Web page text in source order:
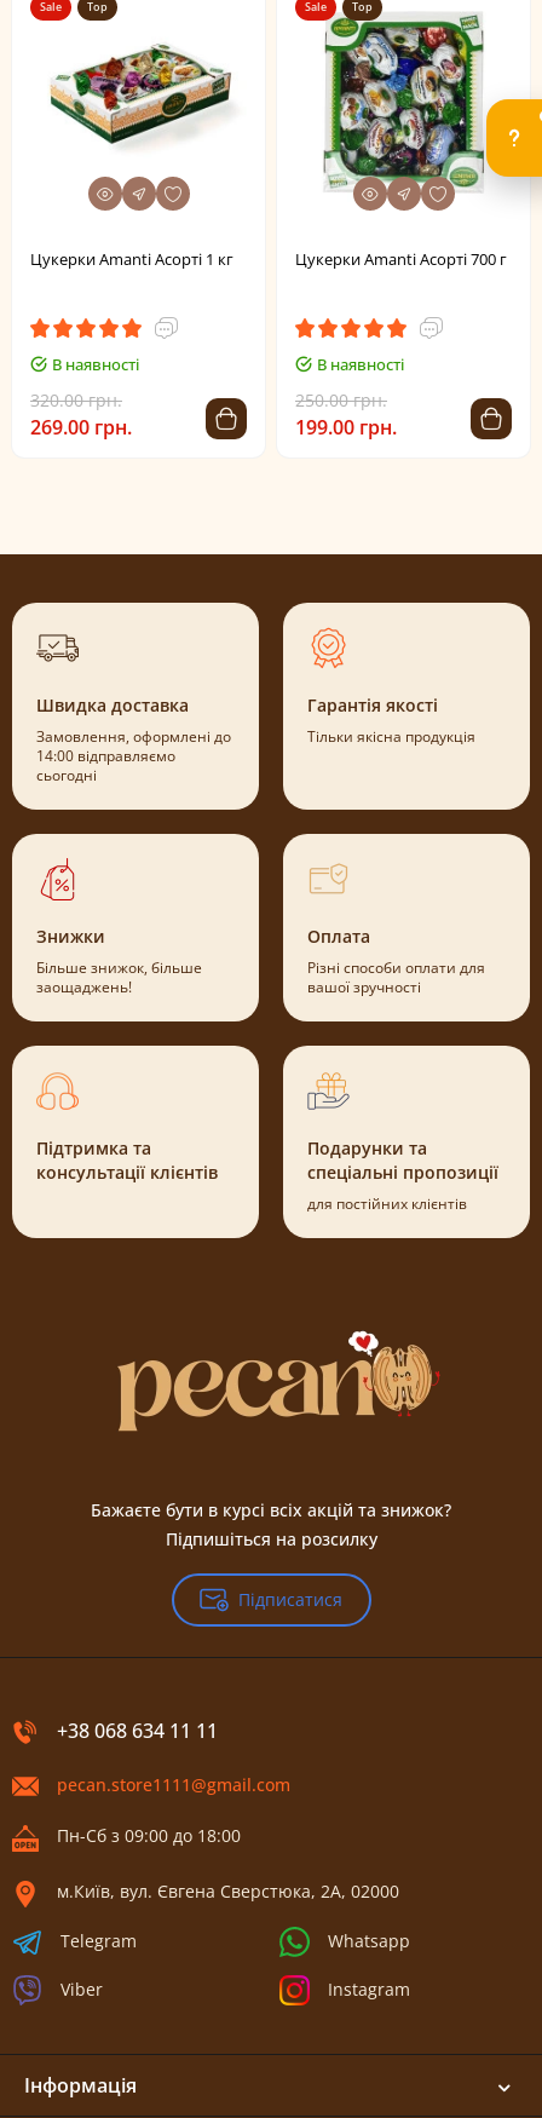
Sale Top
Цукерки Amanti Асорті 1 кг
В наявності
320.00 грн.
269.00 грн.
Sale Top
Цукерки Amanti Асорті 700 г
В наявності
250.00 грн.
199.00 грн.
Швидка доставка
Замовлення, оформлені до
14:00 відправляємо
сьогодні
Гарантія якості
Тільки якісна продукція
Знижки
Більше знижок, більше
заощаджень!
Оплата
Різні способи оплати для
вашої зручності
Підтримка та
консультації клієнтів
Подарунки та
спеціальні пропозиції
для постійних клієнтів
Бажаєте бути в курсі всіх акцій та знижок?
Підпишіться на розсилку
Підписатися
+38 068 634 11 11
pecan.store1111@gmail.com
Пн-Сб з 09:00 до 18:00
м.Київ, вул. Євгена Сверстюка, 2А, 02000
Telegram
Viber
Whatsapp
Instagram
Інформація